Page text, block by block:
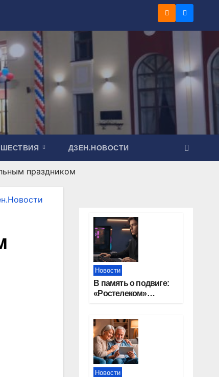
ДЗЕН.НОВОСТИ
праздником
Новости
В память о подвиге:
«Ростелеком»
за Москву»
Новости